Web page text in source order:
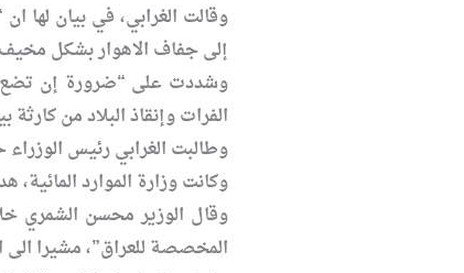
وقالت الغرابي، في بيان لها
إلى جفاف الاهوار بشكل
وشددت على “ضرورة إن تضع
الفرات وإنقاذ البلاد من كارثة
وطالبت الغرابي رئيس الوزراء
وكانت وزارة الموارد
وقال الوزير محسن الشمري
المخصصة للعراق”، مشيرا الى